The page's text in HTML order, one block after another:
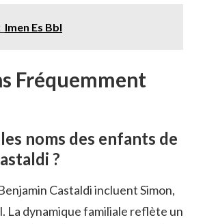
Imen Es Bbl
Fréquemment
noms des enfants de
?
Castaldi incluent Simon,
La dynamique familiale reflète un